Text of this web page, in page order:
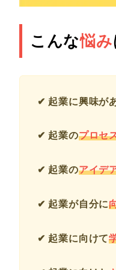
こんな悩み
✔ 起業に興味が
✔ 起業のプロセ
✔ 起業のアイデ
✔ 起業が自分に
✔ 起業に向けて